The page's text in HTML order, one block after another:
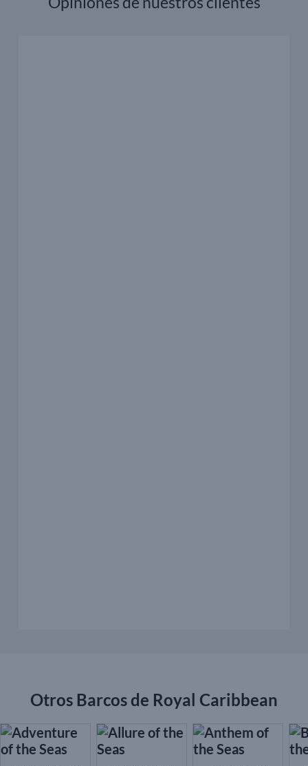
Otros Barcos de Royal Caribbean